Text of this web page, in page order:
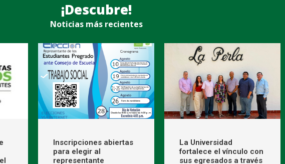
¡Descubre!
Noticias más recientes
Inscripciones abiertas
para elegir al
representante
La Universidad
fortalece el vínculo con
sus egresados a través